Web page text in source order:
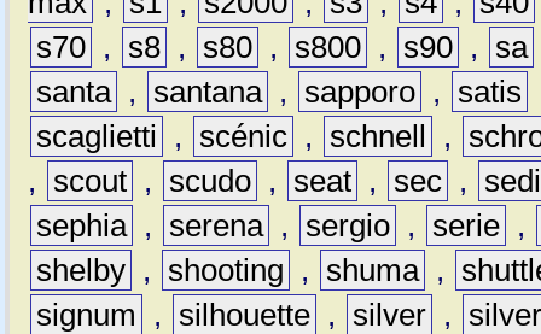
s70 , s8 , s80 , s800 , s90 , sa
santa , santana , sapporo , satis
scaglietti
, scénic , schnell ,
,
scout , scudo , seat , sec ,
sephia , serena , sergio , serie ,
shelby , shooting , shuma ,
signum
, silhouette , silver ,